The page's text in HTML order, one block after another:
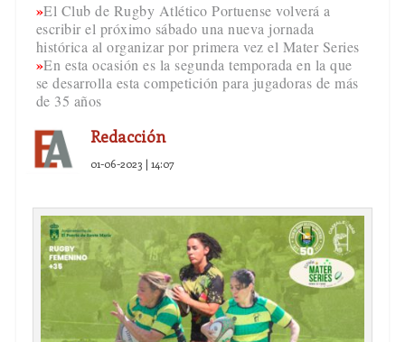
El Club de Rugby Atlético Portuense volverá a
escribir el próximo sábado una nueva jornada
histórica al organizar por primera vez el Mater Series
En esta ocasión es la segunda temporada en la que
se desarrolla esta competición para jugadoras de más
de 35 años
Redacción
01-06-2023 | 14:07